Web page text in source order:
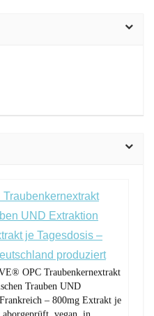
OPC Traubenkernextrakt
Trauben UND
– 800mg Extrakt je